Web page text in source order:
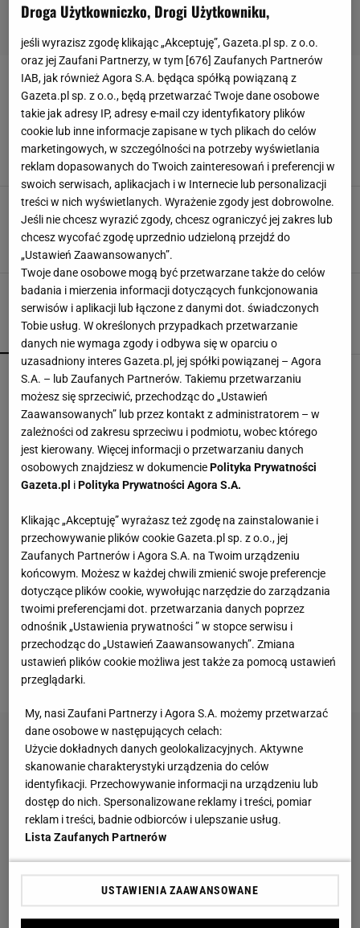
ROBAKI
Małe czerwone robaczki w twoim ogrodzie? Nie
depcz ich, mogą pomóc ci w walce z komarami!
INSEKTY KOWALE OGRÓD ROBAKI
Małe czerwone robaczki - na balkonie, tarasie,
elewacji. Jak je skutecznie zwalczyć?
ROBAKI ROBAKI W DOMU SZKODNIKI
ZWALCZANIE SZKODNIKÓW
POPULARNE NAJNOWSZE
Fotopułapka przyłapie każdego, kto odwiedza
ogród w nocy. I sarnę, i złodzieja
Vintage gramofony wracają do łask. Polacy na
nowo pokochali vinyle
To nie jest zwykły burger. Jego smak podkręca
wyjątkowy składnik
MATERIAŁ PROMOCYJNY
Kochały je nasze babcie. Garnki żeliwne są
niezastąpione w letniej i jesiennej kuchni
Te dywany są porządne jak za dawnych lato.
Piękne wzory, a ceny? Nawet mniej niż 50 zł
Droga Użytkowniczko, Drogi Użytkowniku,
jeśli wyrazisz zgodę klikając „Akceptuję”, Gazeta.pl sp. z o.o.
oraz jej Zaufani Partnerzy, w tym [676] Zaufanych Partnerów
IAB, jak również Agora S.A. będąca spółką powiązaną z
Gazeta.pl sp. z o.o., będą przetwarzać Twoje dane osobowe
takie jak adresy IP, adresy e-mail czy identyfikatory plików
cookie lub inne informacje zapisane w tych plikach do celów
marketingowych, w szczególności na potrzeby wyświetlania
reklam dopasowanych do Twoich zainteresowań i preferencji w
swoich serwisach, aplikacjach i w Internecie lub personalizacji
treści w nich wyświetlanych. Wyrażenie zgody jest dobrowolne.
Jeśli nie chcesz wyrazić zgody, chcesz ograniczyć jej zakres lub
chcesz wycofać zgodę uprzednio udzieloną przejdź do
„Ustawień Zaawansowanych”.
Twoje dane osobowe mogą być przetwarzane także do celów
badania i mierzenia informacji dotyczących funkcjonowania
serwisów i aplikacji lub łączone z danymi dot. świadczonych
Tobie usług. W określonych przypadkach przetwarzanie
danych nie wymaga zgody i odbywa się w oparciu o
uzasadniony interes Gazeta.pl, jej spółki powiązanej – Agora
S.A. – lub Zaufanych Partnerów. Takiemu przetwarzaniu
możesz się sprzeciwić, przechodząc do „Ustawień
Zaawansowanych” lub przez kontakt z administratorem – w
zależności od zakresu sprzeciwu i podmiotu, wobec którego
jest kierowany. Więcej informacji o przetwarzaniu danych
osobowych znajdziesz w dokumenciePolityka Prywatności
Gazeta.pl iPolityka Prywatności Agora S.A.
Klikając „Akceptuję” wyrażasz też zgodę na zainstalowanie i
przechowywanie plików cookie Gazeta.pl sp. z o.o., jej
Zaufanych Partnerów i Agora S.A. na Twoim urządzeniu
końcowym. Możesz w każdej chwili zmienić swoje preferencje
dotyczące plików cookie, wywołując narzędzie do zarządzania
twoimi preferencjami dot. przetwarzania danych poprzez
odnośnik „Ustawienia prywatności ” w stopce serwisu i
przechodząc do „Ustawień Zaawansowanych”. Zmiana
ustawień plików cookie możliwa jest także za pomocą ustawień
przeglądarki.
My, nasi Zaufani Partnerzy i Agora S.A. możemy przetwarzać
dane osobowe w następujących celach:
Użycie dokładnych danych geolokalizacyjnych. Aktywne
skanowanie charakterystyki urządzenia do celów
identyfikacji. Przechowywanie informacji na urządzeniu lub
dostęp do nich. Spersonalizowane reklamy i treści, pomiar
reklam i treści, badnie odbiorców i ulepszanie usług.
Lista Zaufanych Partnerów
USTAWIENIA ZAAWANSOWANE